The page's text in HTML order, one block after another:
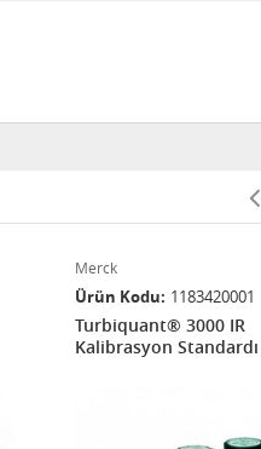
Merck
Ürün Kodu 1183420001
Turbiquant® 3000 IR
Kalibrasyon Standardı